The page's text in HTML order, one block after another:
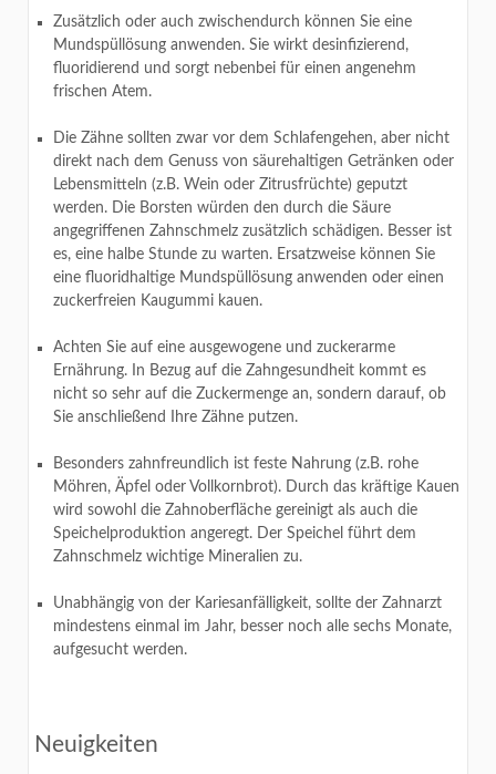
Zusätzlich oder auch zwischendurch können Sie eine
Mundspüllösung anwenden. Sie wirkt desinfizierend,
fluoridierend und sorgt nebenbei für einen angenehm
frischen Atem.
Die Zähne sollten zwar vor dem Schlafengehen, aber nicht
direkt nach dem Genuss von säurehaltigen Getränken oder
Lebensmitteln (z.B. Wein oder Zitrusfrüchte) geputzt
werden. Die Borsten würden den durch die Säure
angegriffenen Zahnschmelz zusätzlich schädigen. Besser ist
es, eine halbe Stunde zu warten. Ersatzweise können Sie
eine fluoridhaltige Mundspüllösung anwenden oder einen
zuckerfreien Kaugummi kauen.
Achten Sie auf eine ausgewogene und zuckerarme
Ernährung. In Bezug auf die Zahngesundheit kommt es
nicht so sehr auf die Zuckermenge an, sondern darauf, ob
Sie anschließend Ihre Zähne putzen.
Besonders zahnfreundlich ist feste Nahrung (z.B. rohe
Möhren, Äpfel oder Vollkornbrot). Durch das kräftige Kauen
wird sowohl die Zahnoberfläche gereinigt als auch die
Speichelproduktion angeregt. Der Speichel führt dem
Zahnschmelz wichtige Mineralien zu.
Unabhängig von der Kariesanfälligkeit, sollte der Zahnarzt
mindestens einmal im Jahr, besser noch alle sechs Monate,
aufgesucht werden.
Neuigkeiten